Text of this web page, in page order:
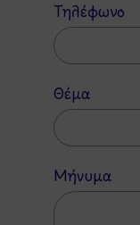
Τηλέφωνο
Θέμα
Μήνυμα